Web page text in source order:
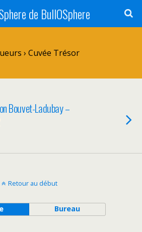
de BullOSphere
› Cuvée Trésor
Bouvet-Ladubay –
Retour au début
Bureau